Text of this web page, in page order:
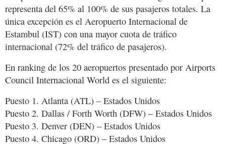
representa del 65% al ​​100% de sus pasajeros totales. La
única excepción es el Aeropuerto Internacional de
Estambul (IST) con una mayor cuota de tráfico
internacional (72% del tráfico de pasajeros).
En ranking de los 20 aeropuertos presentado por Airports
Council Internacional World es el siguiente:
Puesto 1. Atlanta (ATL) – Estados Unidos
Puesto 2. Dallas / Forth Worth (DFW) – Estados Unidos
Puesto 3. Denver (DEN) – Estados Unidos
Puesto 4. Chicago (ORD) – Estados Unidos